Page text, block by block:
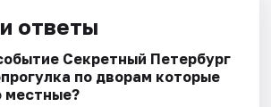
ответы
Секретный Петербург
по дворам которые
местные?